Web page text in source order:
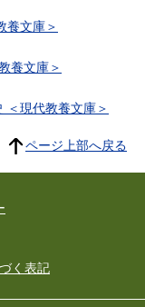
養文庫＞
養文庫＞
＜現代教養文庫＞
ページ上部へ戻る
く表記